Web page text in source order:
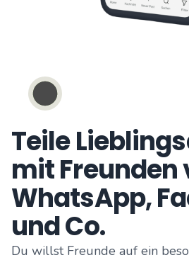
Teile
mit Freunden
WhatsApp,
und Co.
Du willst Freunde auf ein